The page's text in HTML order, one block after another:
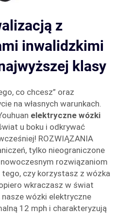
z
inwalidzkimi
klasy
co chcesz” oraz
na własnych warunkach.
elektryczne wózki
u boku i odkrywać
ROZWIĄZANIA
tylko nieograniczone
rozwiązaniom
czy korzystasz z wózka
wkraczasz w świat
wózki elektryczne
12 mph i charakteryzują